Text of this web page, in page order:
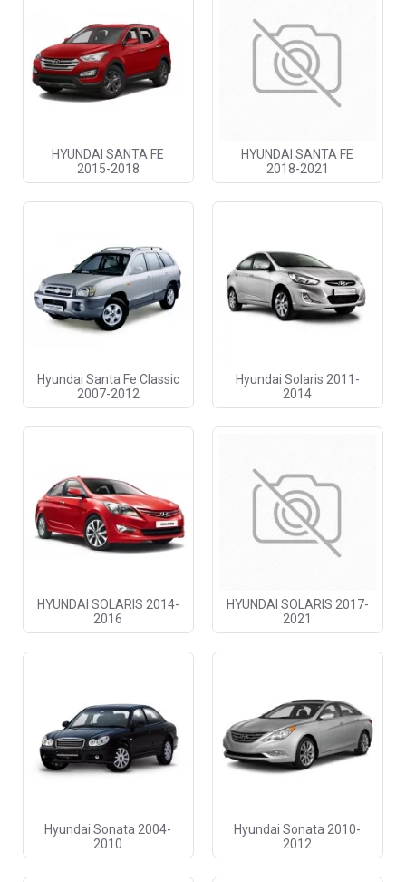
HYUNDAI SANTA FE
2015-2018
HYUNDAI SANTA FE
2018-2021
Hyundai Santa Fe Classic
2007-2012
Hyundai Solaris 2011-
2014
HYUNDAI SOLARIS 2014-
2016
HYUNDAI SOLARIS 2017-
2021
Hyundai Sonata 2004-
2010
Hyundai Sonata 2010-
2012